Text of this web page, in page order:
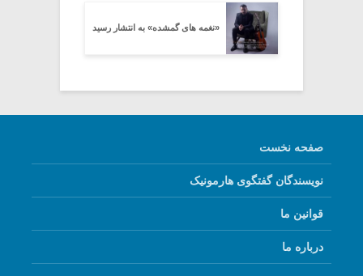
«نغمه های گمشده» به انتشار رسید
صفحه نخست
نویسندگان گفتگوی هارمونیک
قوانین ما
درباره ما